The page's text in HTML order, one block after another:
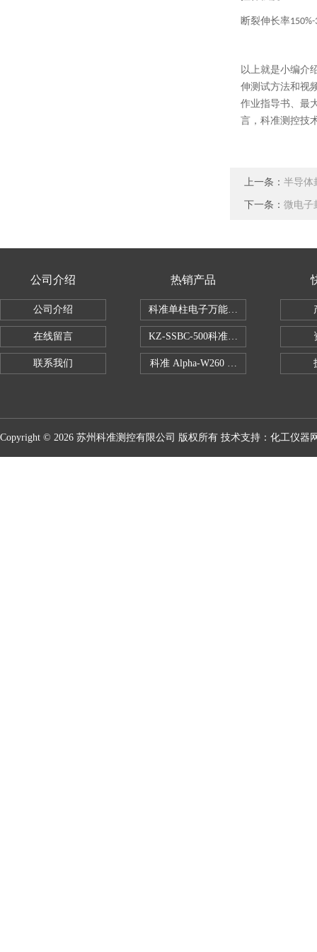
断裂伸长率150%-
以上就是小编介
伸测试方法和视
作业指导书、最
言，科准测控技
上一条： 半导体
下一条： 微电子
公司介绍
公司介绍
在线留言
联系我们
热销产品
科准单柱电子万能拉力机KZ-SSBC-500
KZ-SSBC-500科准单柱电子万能试验
科准 Alpha-W260 半导体全自动推拉
Copyright © 2026 苏州科准测控有限公司 版权所有 技术支持： 化工仪器